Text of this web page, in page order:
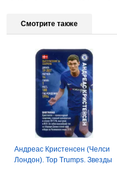
Смотрите также
Андреас Кристенсен (Челси
Лондон). Top Trumps. Звезды